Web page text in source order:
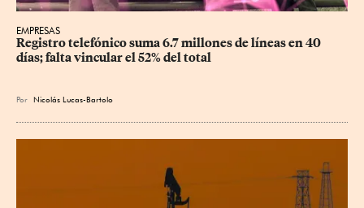
EMPRESAS
Registro telefónico suma 6.7 millones de líneas en 40
días; falta vincular el 52% del total
Por Nicolás Lucas-Bartolo